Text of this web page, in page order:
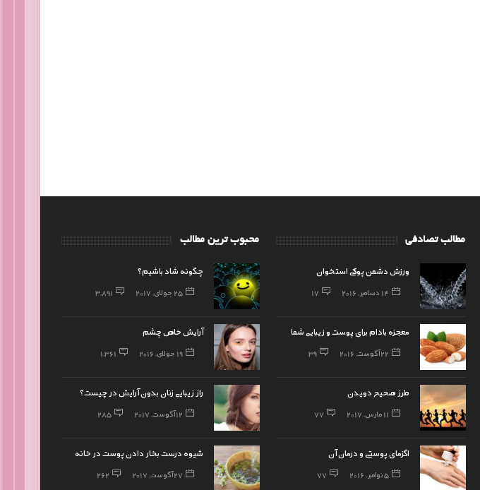
محبوب ترین مطالب
چگونه شاد باشیم؟
25 جولای, 2017 3,891
آرایش خاص چشم
19 جولای, 2016 1,361
راز زیبایی زنان بدون آرایش در چیست؟
12 آگوست, 2017 285
شیوه درست بخار دادن پوست در خانه
27 آگوست, 2017 262
مطالب تصادفی
ورزش دشمن پوکی استخوان
14 دسامبر, 2016 17
معجزه بادام برای پوست و زیبایی شما
22 آگوست, 2016 39
طرز صحیح دویدن
11 مارس, 2017 77
اگزمای پوستی و درمان آن
5 نوامبر, 2016 77